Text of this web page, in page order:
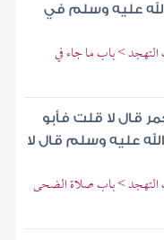
عليه وسلم في
> باب ما جاء في
قال لا قلت فأبو
عليه وسلم قال لا
> باب صلاة الضحى